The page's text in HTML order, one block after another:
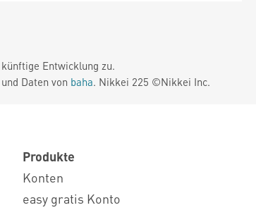
Entwicklung zu.
Daten von baha. Nikkei 225 ©Nikkei Inc.
Produkte
Konten
easy gratis Konto